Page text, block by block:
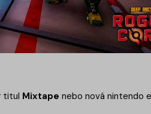
titul Mixtape nebo nová nintendo